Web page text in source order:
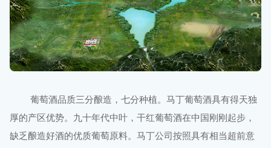
葡萄酒品质三分酿造，七分种植。马丁葡萄酒具有得天独
厚的产区优势。九十年代中叶，干红葡萄酒在中国刚刚起步，
缺乏酿造好酒的优质葡萄原料。马丁公司按照具有相当超前意